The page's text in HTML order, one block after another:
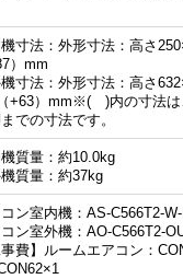
物を続ける カート
寸法：外形寸法：高さ
）mm
寸法：外形寸法：高さ
+63）mm※( )内の寸法は
での寸法です。
質量：約10.0kg
質量：約37kg
ン室内機：AS-C566T2-
ン室外機：AO-C566T2-
事費】ルームエアコン：